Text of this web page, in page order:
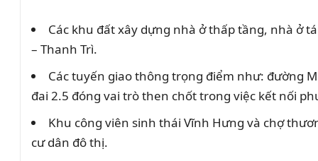
Các khu đất xây dựng nhà ở thấp tầng, nhà ở
– Thanh Trì.
Các tuyến giao thông trọng điểm như: đường
đai 2.5 đóng vai trò then chốt trong việc kết nối
Khu công viên sinh thái Vĩnh Hưng và chợ
cư dân đô thị.